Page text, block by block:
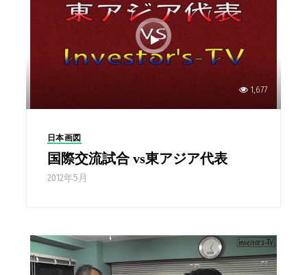
1,677
日本画図
国際交流試合 vs東アジア代表
2012年5月